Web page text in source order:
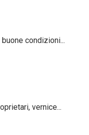
condizioni...
vernice...